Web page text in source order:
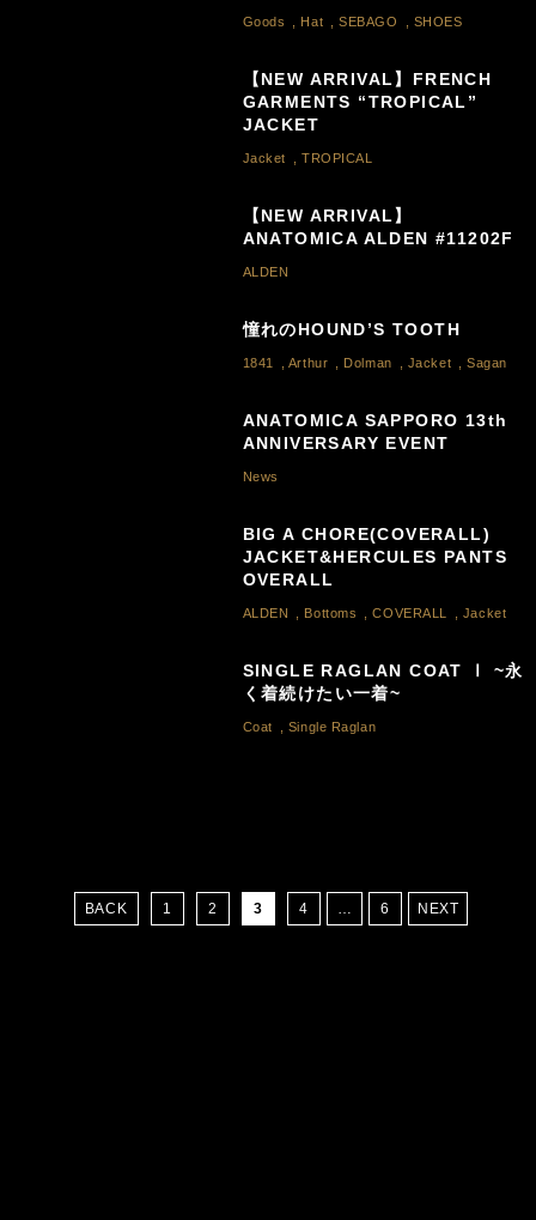
Goods Hat ,SEBAGO SHOES
【NEW ARRIVAL】FRENCH
GARMENTS “TROPICAL”
JACKET
Jacket ,TROPICAL
【NEW ARRIVAL】
ANATOMICA ALDEN #11202F
ALDEN
憧れのHOUND’S TOOTH
1841 Arthur Dolman Jacket ,Sagan
ANATOMICA SAPPORO 13th
ANNIVERSARY EVENT
News
BIG A CHORE(COVERALL)
JACKET&HERCULES PANTS
OVERALL
ALDEN Bottoms ,COVERALL Jacket
SINGLE RAGLAN COAT Ⅰ ~永
く着続けたい一着~
Coat Single Raglan
BACK 1 2 3 4 … 6 NEXT